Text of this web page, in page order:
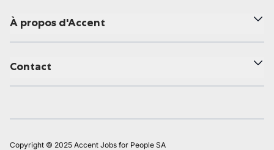
À propos d'Accent
Contact
Copyright © 2025 Accent Jobs for People SA